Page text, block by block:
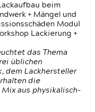
beim
+ Mängel und
Modul
Lackierung +
das Thema
üblichen
dem Lackhersteller
die
Mix aus physikalisch-